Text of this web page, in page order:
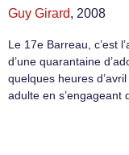
Guy Girard, 2008
Le 17e Barreau, c’est
d’une quarantaine
quelques heures
adulte en s’engageant